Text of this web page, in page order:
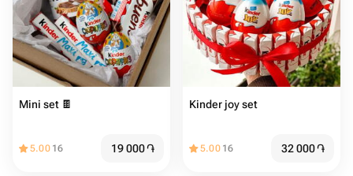
Mini set 🍫
5.00 16 19 000֏
Kinder joy set
5.00 16 32 000֏